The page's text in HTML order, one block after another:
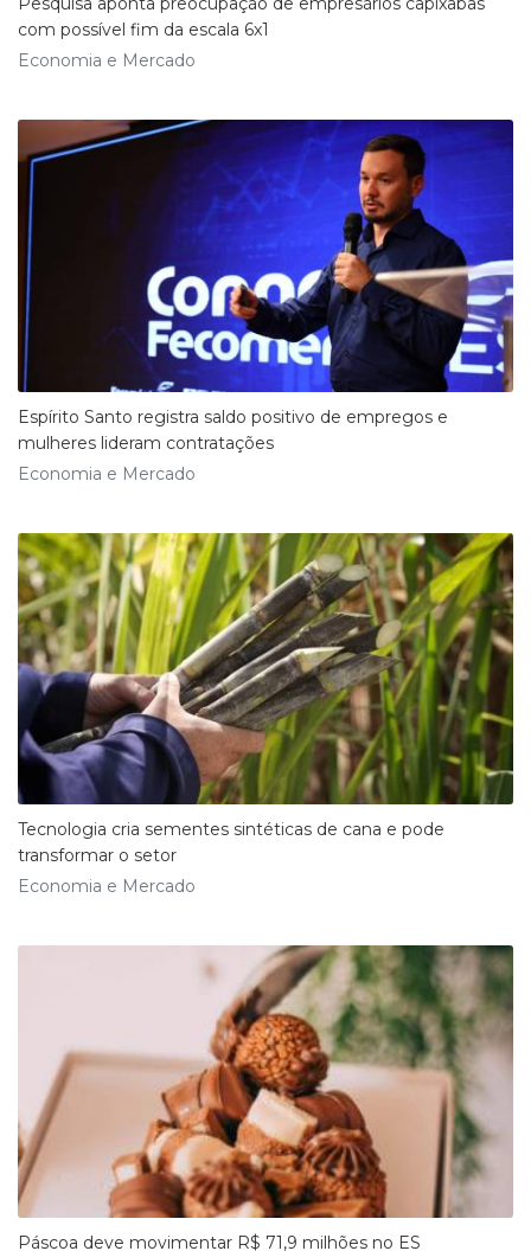
com possível fim da escala 6x1
Economia e Mercado
Espírito Santo registra saldo positivo de empregos e
mulheres lideram contratações
Economia e Mercado
Tecnologia cria sementes sintéticas de cana e pode
transformar o setor
Economia e Mercado
Páscoa deve movimentar R$ 71,9 milhões no ES